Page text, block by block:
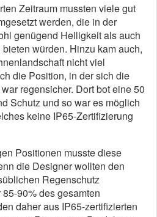
Zeitraum mussten viele gut
werden, die in der
genügend Helligkeit als auch
würden. Hinzu kam auch,
nicht viel
die Position, in der sich die
regensicher. Dort bot eine 50
Schutz und so war es möglich
keine IP65-Zertifizierung
Positionen musste diese
die Designer wollten den
Regenschutz
90% des gesamten
daher aus IP65-zertifizierten